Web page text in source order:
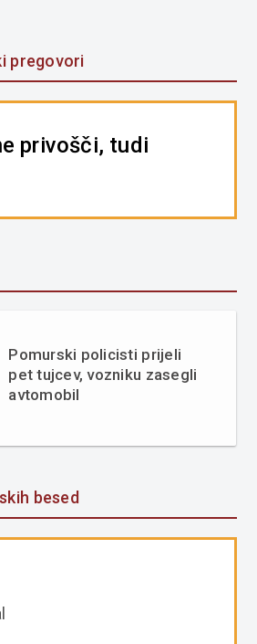
pregovori
privošči, tudi
Pomurski policisti prijeli
pet tujcev, vozniku zasegli
avtomobil
besed